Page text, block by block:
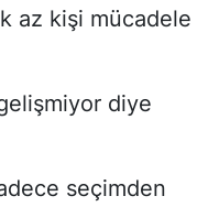
az kişi mücadele
diye
seçimden